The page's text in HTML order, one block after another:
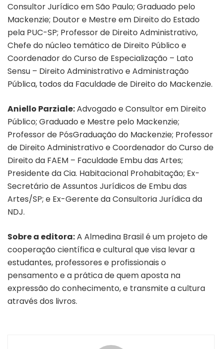
Consultor Jurídico em São Paulo; Graduado pelo
Mackenzie; Doutor e Mestre em Direito do Estado
pela PUC-SP; Professor de Direito Administrativo,
Chefe do núcleo temático de Direito Público e
Coordenador do Curso de Especialização – Lato
Sensu – Direito Administrativo e Administração
Pública, todos da Faculdade de Direito do Mackenzie.
Aniello Parziale:Advogado e Consultor em Direito
Público; Graduado e Mestre pelo Mackenzie;
Professor de PósGraduação do Mackenzie; Professor
de Direito Administrativo e Coordenador do Curso de
Direito da FAEM – Faculdade Embu das Artes;
Presidente da Cia. Habitacional Prohabitação; Ex-
Secretário de Assuntos Jurídicos de Embu das
Artes/SP; e Ex-Gerente da Consultoria Jurídica da
NDJ.
Sobre a editora:A Almedina Brasil é um projeto de
cooperação científica e cultural que visa levar a
estudantes, professores e profissionais o
pensamento e a prática de quem aposta na
expressão do conhecimento, e transmite a cultura
através dos livros.